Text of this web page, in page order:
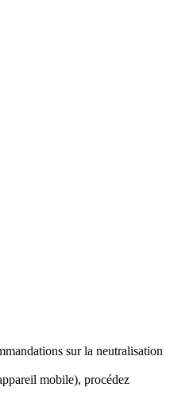
sur la neutralisation
mobile), procédez